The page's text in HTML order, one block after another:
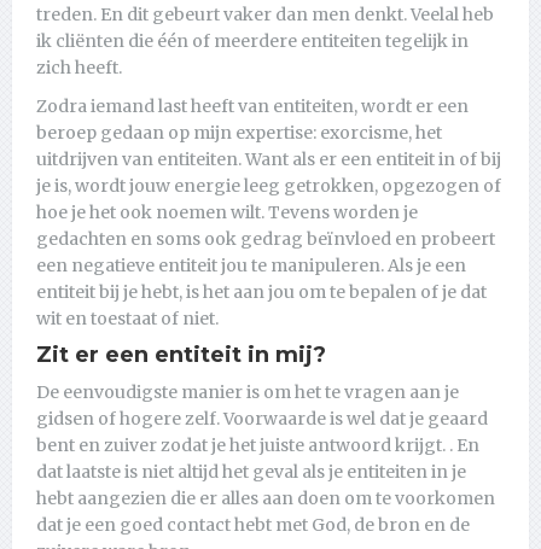
treden. En dit gebeurt vaker dan men denkt. Veelal heb
ik cliënten die één of meerdere entiteiten tegelijk in
zich heeft.
Zodra iemand last heeft van entiteiten, wordt er een
beroep gedaan op mijn expertise: exorcisme, het
uitdrijven van entiteiten. Want als er een entiteit in of bij
je is, wordt jouw energie leeg getrokken, opgezogen of
hoe je het ook noemen wilt. Tevens worden je
gedachten en soms ook gedrag beïnvloed en probeert
een negatieve entiteit jou te manipuleren. Als je een
entiteit bij je hebt, is het aan jou om te bepalen of je dat
wit en toestaat of niet.
Zit er een entiteit in mij?
De eenvoudigste manier is om het te vragen aan je
gidsen of hogere zelf. Voorwaarde is wel dat je geaard
bent en zuiver zodat je het juiste antwoord krijgt. . En
dat laatste is niet altijd het geval als je entiteiten in je
hebt aangezien die er alles aan doen om te voorkomen
dat je een goed contact hebt met God, de bron en de